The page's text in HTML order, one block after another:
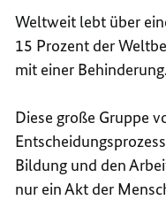
Weltweit lebt über
15 Prozent der
mit einer Behinderung.
Diese große Gruppe
Bildung und den
nur ein Akt der